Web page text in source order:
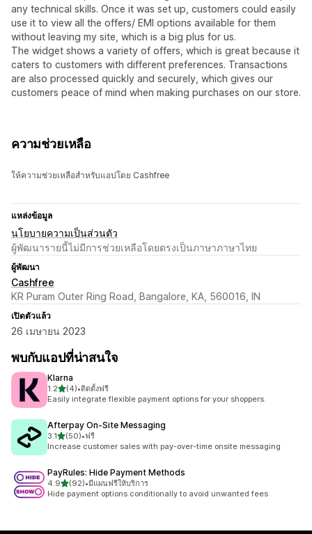
any technical skills. Once it was set up, customers could easily
use it to view all the offers/ EMI options available for them
without leaving my site, which is a big plus for us.
The widget shows a variety of offers, which is great because it
caters to customers with different preferences. Transactions
are also processed quickly and securely, which gives our
customers peace of mind when making purchases on our store.
ความช่วยเหลือ
ให้ความช่วยเหลือสำหรับแอปโดย Cashfree
แหล่งข้อมูล
นโยบายความเป็นส่วนตัว
ผู้พัฒนารายนี้ไม่มีการช่วยเหลือโดยตรงเป็นภาษาภาษาไทย
ผู้พัฒนา
Cashfree
KR Puram Outer Ring Road, Bangalore, KA, 560016, IN
เปิดตัวแล้ว
26 เมษายน 2023
พบกับแอปที่น่าสนใจ
Klarna
1.2เต็ม 5 ดาว
(4)
ทั้งหมด 4 รีวิว
•ติดตั้งฟรี
Easily integrate flexible payment options for your shoppers.
Afterpay On‑Site Messaging
3.1เต็ม 5 ดาว
(50)
ทั้งหมด 50 รีวิว
•ฟรี
Increase customer sales with pay-over-time onsite messaging
PayRules: Hide Payment Methods
4.9เต็ม 5 ดาว
(92)
ทั้งหมด 92 รีวิว
•มีแผนฟรีให้บริการ
Hide payment options conditionally to avoid unwanted fees